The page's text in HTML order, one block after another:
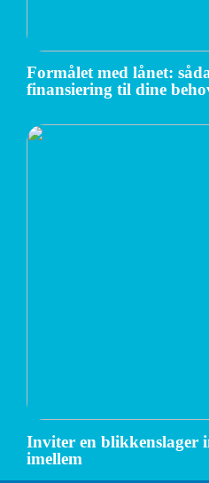
Formålet med lånet:
finansiering til dine
Inviter en blikkenslager
imellem